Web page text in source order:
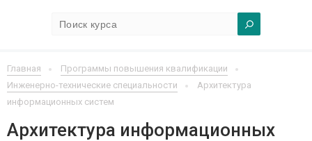
Главная
Программы повышения квалификации
Инженерно-технические специальности
Архитектура
информационных систем
Архитектура информационных